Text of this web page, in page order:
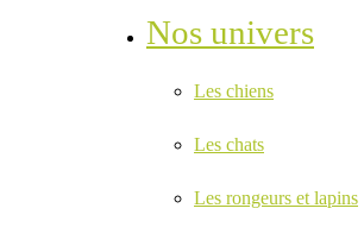
Nos univers
Les chiens
Les chats
Les rongeurs et lapins